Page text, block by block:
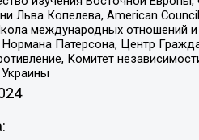
Копелева, American
международных отношений и
Патерсона, Центр
Комитет